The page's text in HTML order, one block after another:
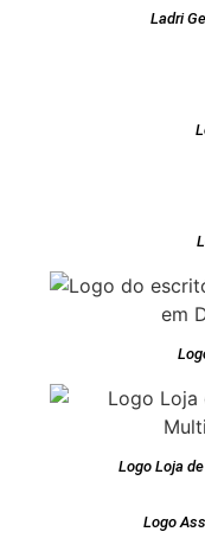
Ladri
Logo Loja
Logo